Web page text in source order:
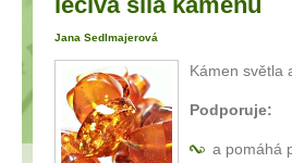
Jana Sedlmajerová
Kámen světla
Podporuje:
a pomáhá